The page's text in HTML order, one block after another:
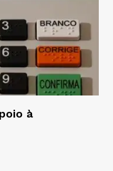
à